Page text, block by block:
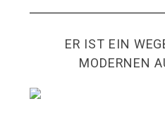
ER IST EIN
MODERNEN